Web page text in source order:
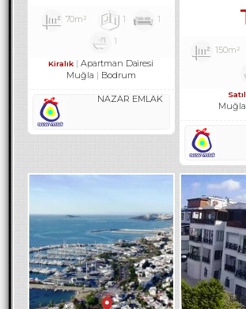
70m² 1 1
1
Kiralık
Apartman Dairesi
Muğla
Bodrum
NAZAR EMLAK
150m²
Muğla